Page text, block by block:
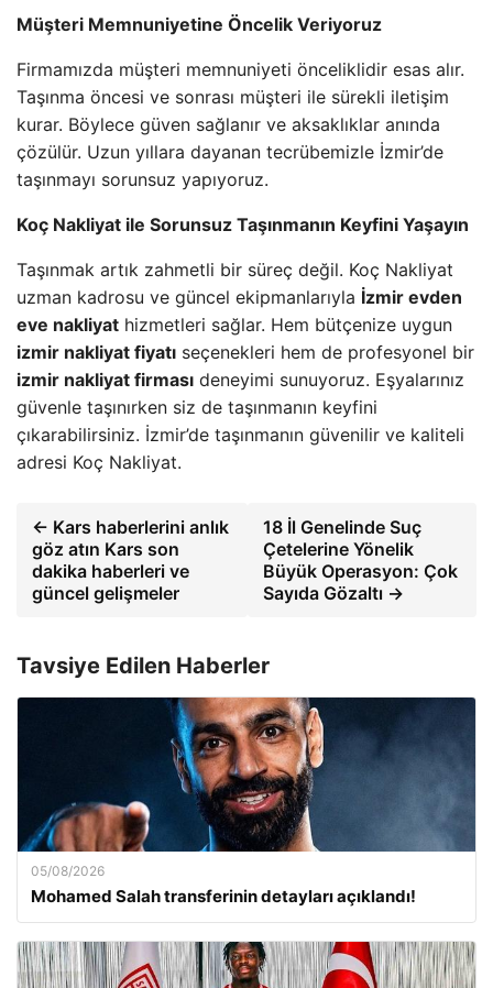
Müşteri Memnuniyetine Öncelik Veriyoruz
Firmamızda müşteri memnuniyeti önceliklidir esas alır.
Taşınma öncesi ve sonrası müşteri ile sürekli iletişim
kurar. Böylece güven sağlanır ve aksaklıklar anında
çözülür. Uzun yıllara dayanan tecrübemizle İzmir’de
taşınmayı sorunsuz yapıyoruz.
Koç Nakliyat ile Sorunsuz Taşınmanın Keyfini Yaşayın
Taşınmak artık zahmetli bir süreç değil. Koç Nakliyat
uzman kadrosu ve güncel ekipmanlarıyla İzmir evden
eve nakliyat hizmetleri sağlar. Hem bütçenize uygun
izmir nakliyat fiyatı seçenekleri hem de profesyonel bir
izmir nakliyat firması deneyimi sunuyoruz. Eşyalarınız
güvenle taşınırken siz de taşınmanın keyfini
çıkarabilirsiniz. İzmir’de taşınmanın güvenilir ve kaliteli
adresi Koç Nakliyat.
← Kars haberlerini anlık
göz atın Kars son
dakika haberleri ve
güncel gelişmeler
18 İl Genelinde Suç
Çetelerine Yönelik
Büyük Operasyon: Çok
Sayıda Gözaltı →
Tavsiye Edilen Haberler
05/08/2026
Mohamed Salah transferinin detayları açıklandı!